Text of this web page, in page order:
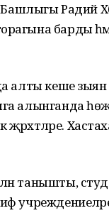
Радий
барды
алты кеше зыян
алынганда
танышты,